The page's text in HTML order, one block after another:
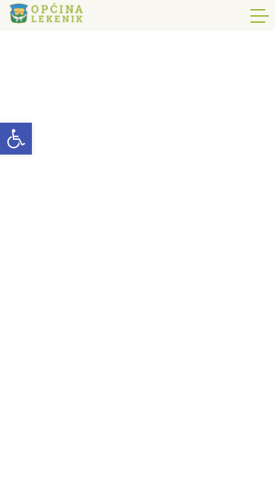
Open toolbar